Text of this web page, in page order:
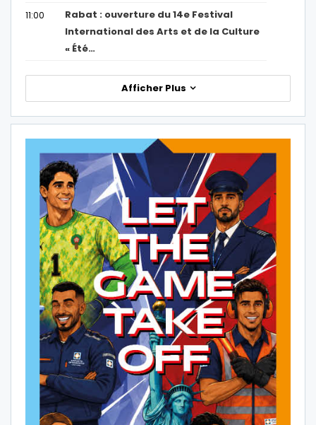
11:00
Rabat : ouverture du 14e Festival
International des Arts et de la Culture
« Été…
Afficher Plus